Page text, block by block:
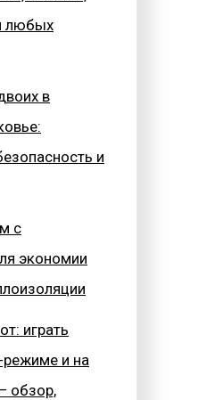
любых
в
и
с
экономии
играть
и на
обзор,